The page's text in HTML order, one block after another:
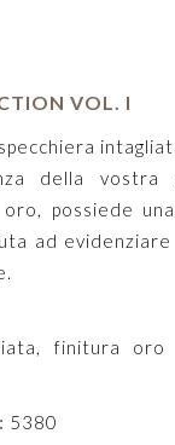
VOL. I
della vostra
possiede
ad
finitura
5380